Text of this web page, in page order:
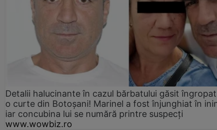
Detalii halucinante în cazul bărbatului găsit
o curte din Botoșani! Marinel a fost înjunghiat în
iar concubina lui se numără printre suspecți
www.wowbiz.ro